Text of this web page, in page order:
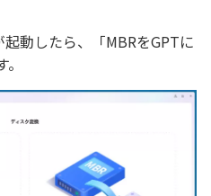
動したら、「MBRをGPTに